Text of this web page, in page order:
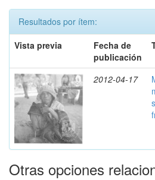
Resultados por ítem:
Vista previa
Fecha de
publicación
2012-04-17
Otras opciones